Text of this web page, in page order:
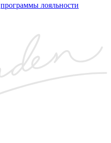
программы лояльности